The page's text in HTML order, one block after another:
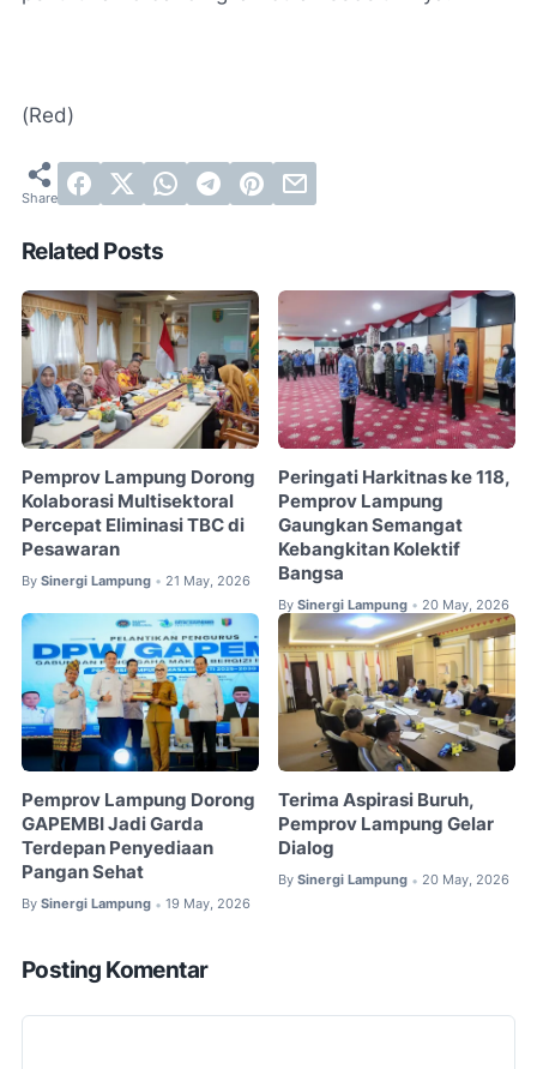
(Red)
Related Posts
Pemprov Lampung Dorong
Kolaborasi Multisektoral
Percepat Eliminasi TBC di
Pesawaran
By Sinergi Lampung • 21 May, 2026
Peringati Harkitnas ke 118,
Pemprov Lampung
Gaungkan Semangat
Kebangkitan Kolektif
Bangsa
By Sinergi Lampung • 20 May, 2026
Pemprov Lampung Dorong
GAPEMBI Jadi Garda
Terdepan Penyediaan
Pangan Sehat
By Sinergi Lampung • 19 May, 2026
Terima Aspirasi Buruh,
Pemprov Lampung Gelar
Dialog
By Sinergi Lampung • 20 May, 2026
Posting Komentar